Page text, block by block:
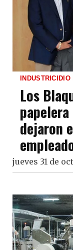
Los
papelera
dejaron
jueves 31 de